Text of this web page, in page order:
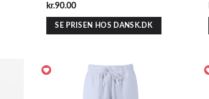
kr.90.00
SE PRISEN HOS DANSK.DK